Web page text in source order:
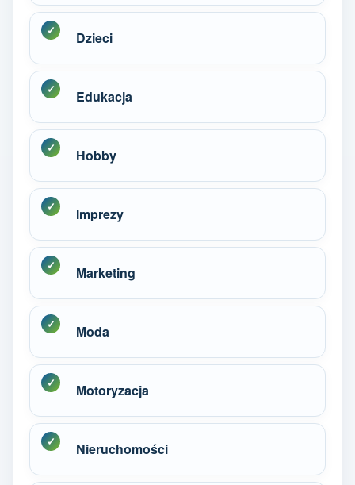
Dzieci
Edukacja
Hobby
Imprezy
Marketing
Moda
Motoryzacja
Nieruchomości